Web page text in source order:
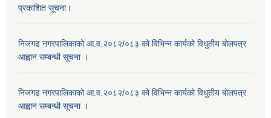
प्रकाशित सूचना।
निजगढ नगरपालिकाको आ.व.२०८२/०८३ को विभिन्न कार्यको विधुतीय बोलपत्र
आह्वान सम्बन्धी सूचना ।
निजगढ नगरपालिकाको आ.व.२०८२/०८३ को विभिन्न कार्यको विधुतीय बोलपत्र
आह्वान सम्बन्धी सूचना ।